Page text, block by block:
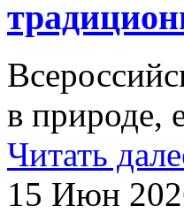
в природе,
Читать
15 Июн